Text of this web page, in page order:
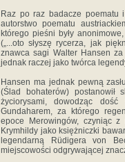
Raz po raz badacze poematu
autorstwo poematu
którego pieśni były
(„...oto słyszę rycerza, jak
znawca sagi Walter Hansen
jednak raczej jako twórca
Hansen ma jednak pewną
(Ślad bohaterów) postanowił
życiorysami, dowodząc
Gundaharem, za którego
epoce Merowingów, czyniąc
Krymhildy jako księżniczki
legendarną Rüdigera von
miejscowości odgrywającej